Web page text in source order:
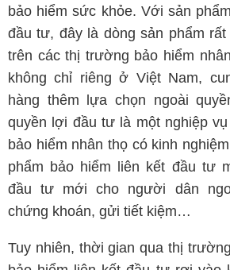
bảo hiểm sức khỏe. Với sản
đầu tư, đây là dòng sản phẩm
trên các thị trường bảo hiểm
không chỉ riêng ở Việt Nam,
hàng thêm lựa chọn ngoài
quyền lợi đầu tư là một nghiệp
bảo hiểm nhân thọ có kinh
phẩm bảo hiểm liên kết đầu tư
đầu tư mới cho người dân
chứng khoán, gửi tiết kiệm…
Tuy nhiên, thời gian qua thị